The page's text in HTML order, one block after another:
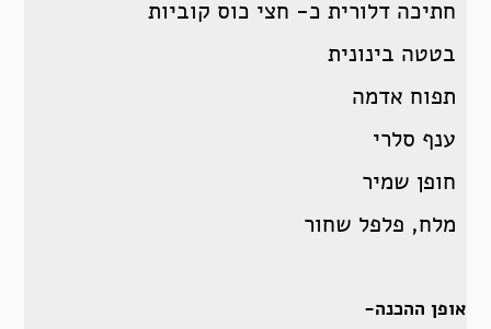
חתיכה דלורית כ- חצי כוס קוביות
בטטה בינונית
תפוח אדמה
ענף סלרי
חופן שמיר
מלח, פלפל שחור
אופן ההכנה-